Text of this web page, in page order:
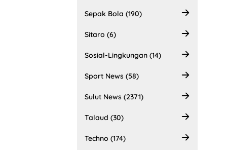
Sepak Bola (190)
Sitaro (6)
Sosial-Lingkungan (14)
Sport News (58)
Sulut News (2371)
Talaud (30)
Techno (174)